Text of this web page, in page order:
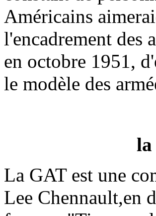
Américains
l'encadrement des
en octobre 1951,
le modèle des
la
La GAT est une
Lee Chennault,en